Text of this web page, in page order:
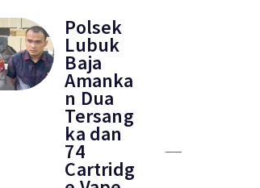
Polsek
Lubuk
Baja
Amanka
n Dua
Tersang
ka dan
74
Cartridg